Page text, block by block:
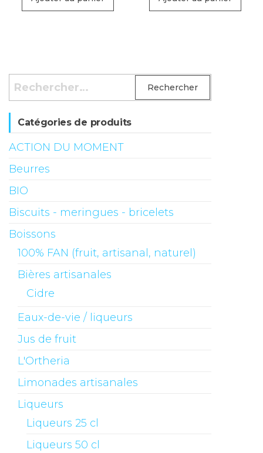
Rechercher :
Catégories de produits
ACTION DU MOMENT
Beurres
BIO
Biscuits - meringues - bricelets
Boissons
100% FAN (fruit, artisanal, naturel)
Bières artisanales
Cidre
Eaux-de-vie / liqueurs
Jus de fruit
L'Ortheria
Limonades artisanales
Liqueurs
Liqueurs 25 cl
Liqueurs 50 cl